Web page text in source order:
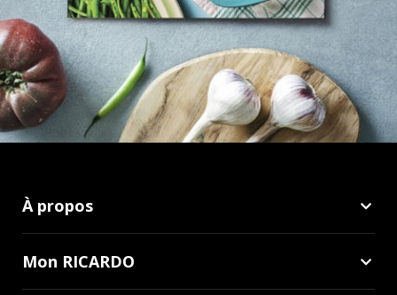
À propos
Mon RICARDO